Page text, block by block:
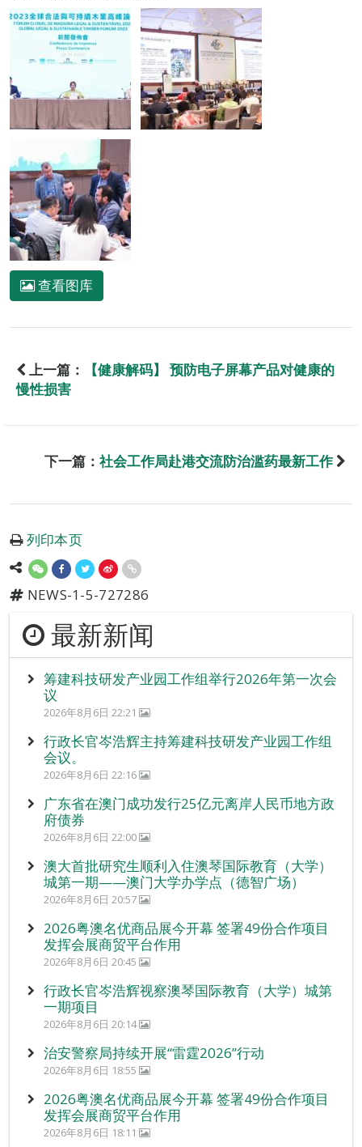
查看图库
上一篇：
【健康解码】 预防电子屏幕产品对健康的
慢性损害
下一篇： 社会工作局赴港交流防治滥药最新工作
列印本页
NEWS-1-5-727286
最新新闻
筹建科技研发产业园工作组举行2026年第一次会
议
2026年8月6日 22:21
行政长官岑浩辉主持筹建科技研发产业园工作组
会议。
2026年8月6日 22:16
广东省在澳门成功发行25亿元离岸人民币地方政
府债券
2026年8月6日 22:00
澳大首批研究生顺利入住澳琴国际教育（大学）
城第一期——澳门大学办学点（德智广场）
2026年8月6日 20:57
2026粤澳名优商品展今开幕 签署49份合作项目
发挥会展商贸平台作用
2026年8月6日 20:45
行政长官岑浩辉视察澳琴国际教育（大学）城第
一期项目
2026年8月6日 20:14
治安警察局持续开展“雷霆2026”行动
2026年8月6日 18:55
2026粤澳名优商品展今开幕 签署49份合作项目
发挥会展商贸平台作用
2026年8月6日 18:11